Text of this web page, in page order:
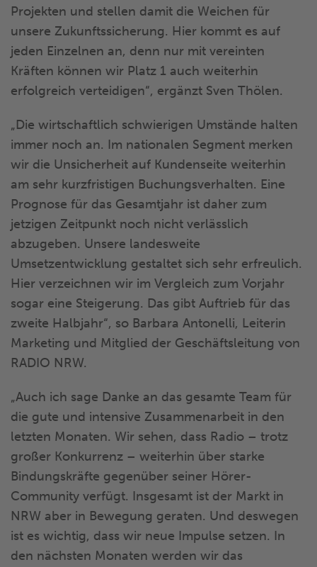
Projekten und stellen damit die Weichen für
unsere Zukunftssicherung. Hier kommt es auf
jeden Einzelnen an, denn nur mit vereinten
Kräften können wir Platz 1 auch weiterhin
erfolgreich verteidigen“, ergänzt Sven Thölen.
„Die wirtschaftlich schwierigen Umstände halten
immer noch an. Im nationalen Segment merken
wir die Unsicherheit auf Kundenseite weiterhin
am sehr kurzfristigen Buchungsverhalten. Eine
Prognose für das Gesamtjahr ist daher zum
jetzigen Zeitpunkt noch nicht verlässlich
abzugeben. Unsere landesweite
Umsetzentwicklung gestaltet sich sehr erfreulich.
Hier verzeichnen wir im Vergleich zum Vorjahr
sogar eine Steigerung. Das gibt Auftrieb für das
zweite Halbjahr“, so Barbara Antonelli, Leiterin
Marketing und Mitglied der Geschäftsleitung von
RADIO NRW.
„Auch ich sage Danke an das gesamte Team für
die gute und intensive Zusammenarbeit in den
letzten Monaten. Wir sehen, dass Radio – trotz
großer Konkurrenz – weiterhin über starke
Bindungskräfte gegenüber seiner Hörer-
Community verfügt. Insgesamt ist der Markt in
NRW aber in Bewegung geraten. Und deswegen
ist es wichtig, dass wir neue Impulse setzen. In
den nächsten Monaten werden wir das